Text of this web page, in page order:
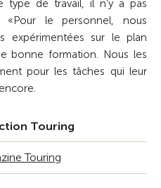
type de travail, il n’y a pas
«Pour le personnel, nous
expérimentées sur le plan
bonne formation. Nous les
pour les tâches qui leur
Touring
Touring